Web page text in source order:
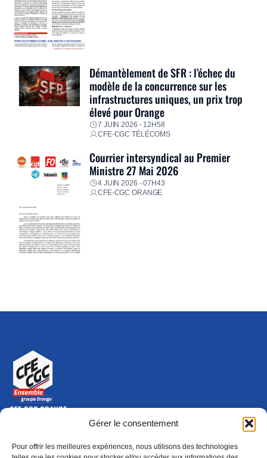
Gérer le consentement
Pour offrir les meilleures expériences, nous utilisons des technologies
Démantèlement de SFR : l’échec du
modèle de la concurrence sur les
infrastructures uniques, un prix trop
élevé pour Orange
7 JUIN 2026 - 12H58
CFE-CGC TÉLÉCOMS
Courrier intersyndical au Premier
Ministre 27 Mai 2026
4 JUIN 2026 - 07H43
CFE-CGC ORANGE
CFE-CGC ORANGE
10-12 rue Saint Amand, 75015 Paris Cedex 15
Nous contacter